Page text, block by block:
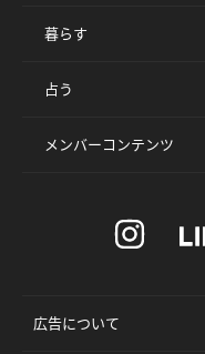
暮らす
占う
メンバーコンテンツ
広告について